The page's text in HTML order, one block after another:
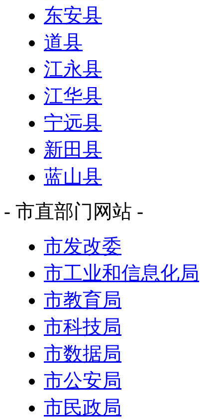
东安县
道县
江永县
江华县
宁远县
新田县
蓝山县
- 市直部门网站 -
市发改委
市工业和信息化局
市教育局
市科技局
市数据局
市公安局
市民政局